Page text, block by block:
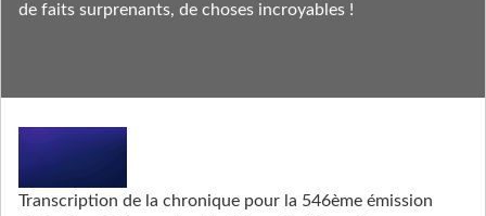
Transcription de la chronique pour la 546ème émission
de faits surprenants, de choses incroyables !